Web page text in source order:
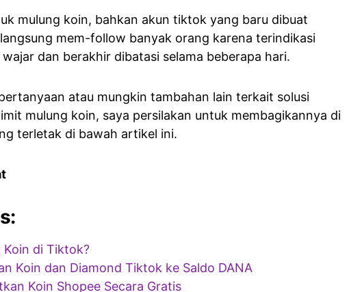
mulung koin, bahkan akun tiktok yang baru dibuat
mem-follow banyak orang karena terindikasi
dan berakhir dibatasi selama beberapa hari.
atau mungkin tambahan lain terkait solusi
mulung koin, saya persilakan untuk membagikannya di
terletak di bawah artikel ini.
Koin di Tiktok?
Koin dan Diamond Tiktok ke Saldo DANA
Koin Shopee Secara Gratis